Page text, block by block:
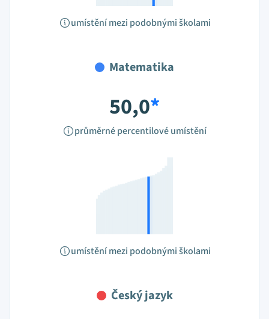
umístění mezi podobnými školami
Matematika
50,0*
průměrné percentilové umístění
umístění mezi podobnými školami
Český jazyk